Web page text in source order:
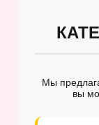
Мы
вы